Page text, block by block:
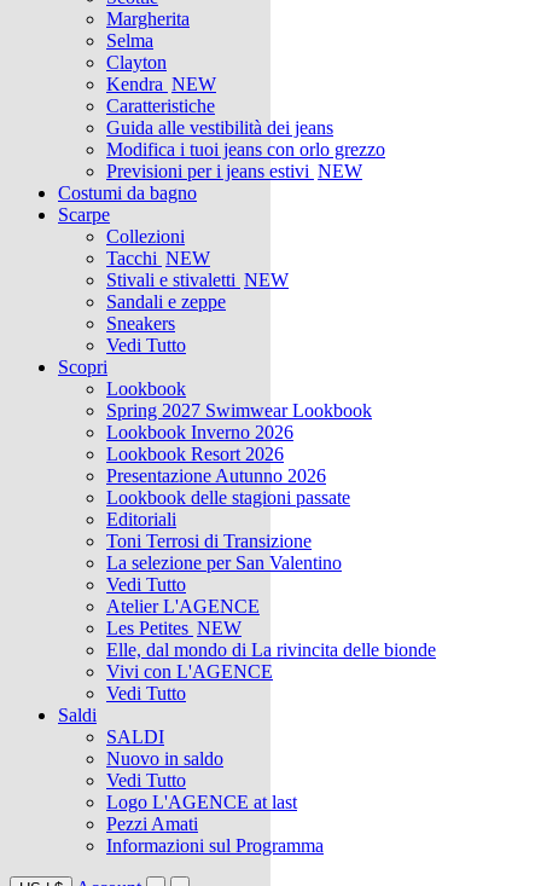
Margherita
Selma
Clayton
Kendra NEW
Caratteristiche
Guida alle vestibilità dei jeans
Modifica i tuoi jeans con orlo grezzo
Previsioni per i jeans estivi NEW
Costumi da bagno
Scarpe
Collezioni
Tacchi NEW
Stivali e stivaletti NEW
Sandali e zeppe
Sneakers
Vedi Tutto
Scopri
Lookbook
Spring 2027 Swimwear Lookbook
Lookbook Inverno 2026
Lookbook Resort 2026
Presentazione Autunno 2026
Lookbook delle stagioni passate
Editoriali
Toni Terrosi di Transizione
La selezione per San Valentino
Vedi Tutto
Atelier L'AGENCE
Les Petites NEW
Elle, dal mondo di La rivincita delle bionde
Vivi con L'AGENCE
Vedi Tutto
Saldi
SALDI
Nuovo in saldo
Vedi Tutto
Logo L'AGENCE at last
Pezzi Amati
Informazioni sul Programma